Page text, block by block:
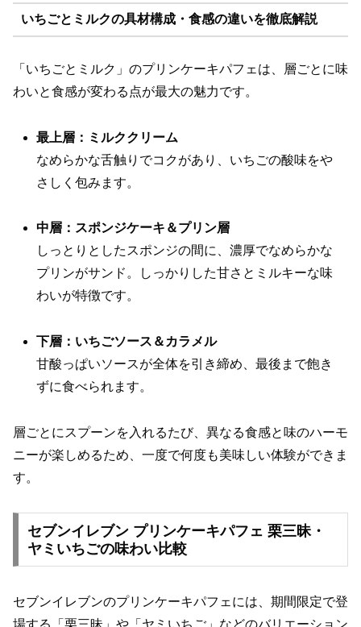
いちごとミルクの具材構成・食感の違いを徹底解説
「いちごとミルク」のプリンケーキパフェは、層ごとに味
わいと食感が変わる点が最大の魅力です。
最上層：ミルククリーム
なめらかな舌触りでコクがあり、いちごの酸味をや
さしく包みます。
中層：スポンジケーキ＆プリン層
しっとりとしたスポンジの間に、濃厚でなめらかな
プリンがサンド。しっかりした甘さとミルキーな味
わいが特徴です。
下層：いちごソース＆カラメル
甘酸っぱいソースが全体を引き締め、最後まで飽き
ずに食べられます。
層ごとにスプーンを入れるたび、異なる食感と味のハーモ
ニーが楽しめるため、一度で何度も美味しい体験ができま
す。
セブンイレブン プリンケーキパフェ 栗三昧・
ヤミいちごの味わい比較
セブンイレブンのプリンケーキパフェには、期間限定で登
場する「栗三昧」や「ヤミいちご」などのバリエーション